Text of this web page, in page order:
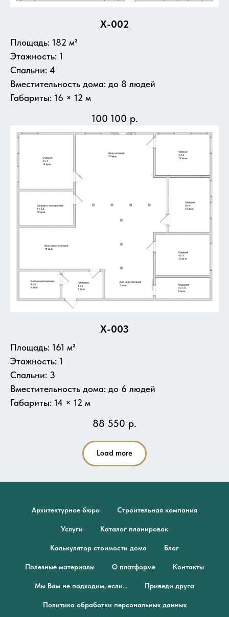
X-002
Площадь: 182 м²
Этажность: 1
Спальни: 4
Вместительность дома: до 8 людей
Габариты: 16 × 12 м
100 100 р.
X-003
Площадь: 161 м²
Этажность: 1
Спальни: 3
Вместительность дома: до 6 людей
Габариты: 14 × 12 м
88 550 р.
Load more
Архитектурное бюро Строительная компания
Услуги Каталог планировок
Калькулятор стоимости дома Блог
Полезные материалы О платформе Контакты
Мы Вам не подходим, если... Приведи друга
Политика обработки персональных данных